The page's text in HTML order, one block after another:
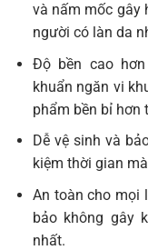
và nấm mốc gây
người có làn da
Độ bền cao
khuẩn ngăn vi
phẩm bền bỉ hơn
Dễ vệ sinh và
kiệm thời gian
An toàn cho mọi
bảo không gây
nhất.